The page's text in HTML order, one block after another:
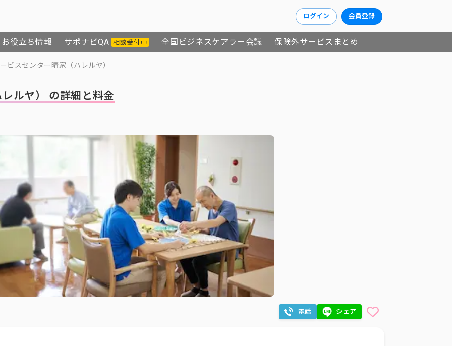
ログイン 会員登録
お役立ち情報 サポナビQA 相談受付中 全国ビジネスケアラー会議 保険外サービスまとめ
ビスセンター晴家（ハレルヤ）
ルヤ） の詳細と料金
電話 シェア